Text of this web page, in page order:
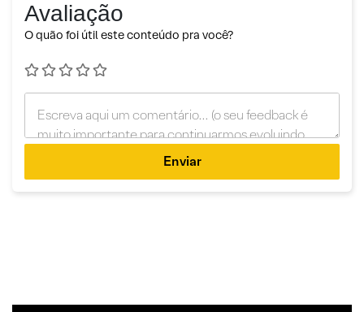
Avaliação
O quão foi útil este conteúdo pra você?
Enviar